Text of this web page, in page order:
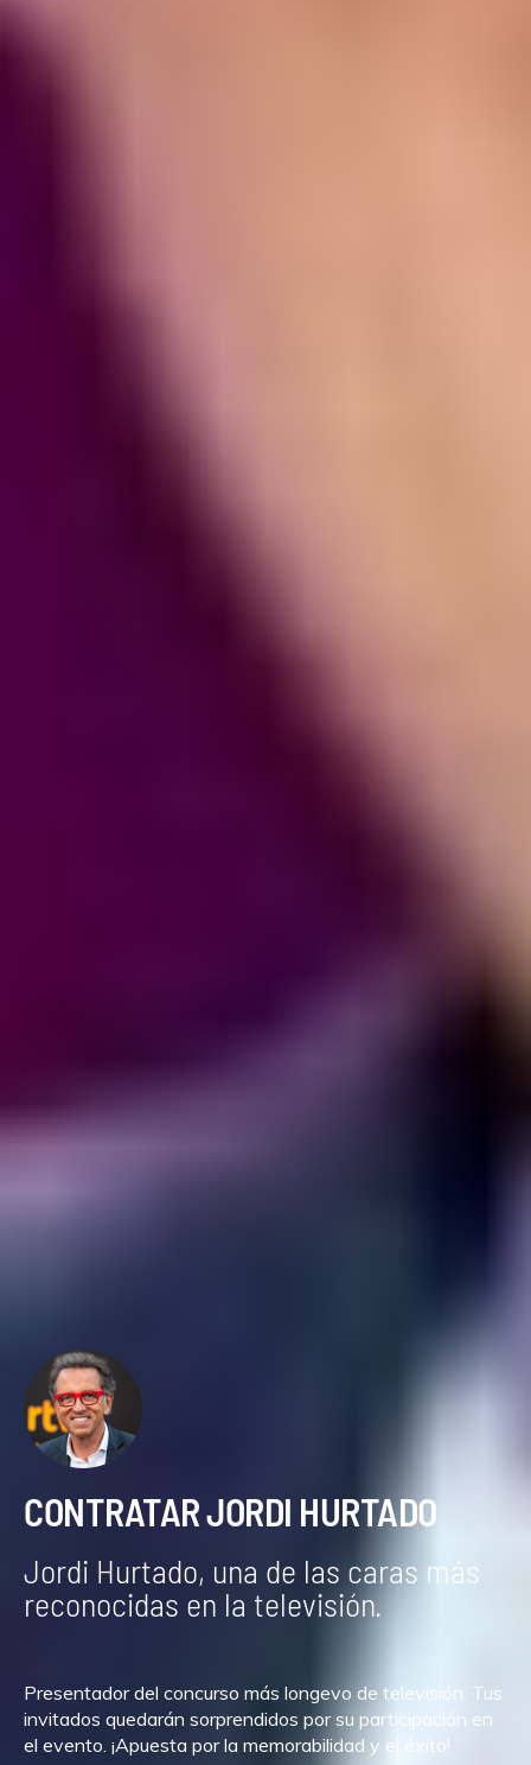
CONTRATAR JORDI HURTADO
Jordi Hurtado, una de las caras más
reconocidas en la televisión.
Presentador del concurso más longevo de televisión. Tus
invitados quedarán sorprendidos por su participación en
el evento. ¡Apuesta por la memorabilidad y el éxito!